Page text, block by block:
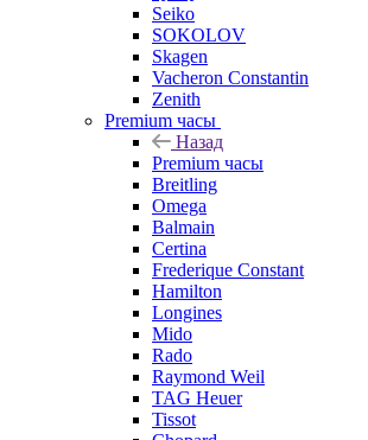
Seiko
SOKOLOV
Skagen
Vacheron Constantin
Zenith
Premium часы
Назад
Premium часы
Breitling
Omega
Balmain
Certina
Frederique Constant
Hamilton
Longines
Mido
Rado
Raymond Weil
TAG Heuer
Tissot